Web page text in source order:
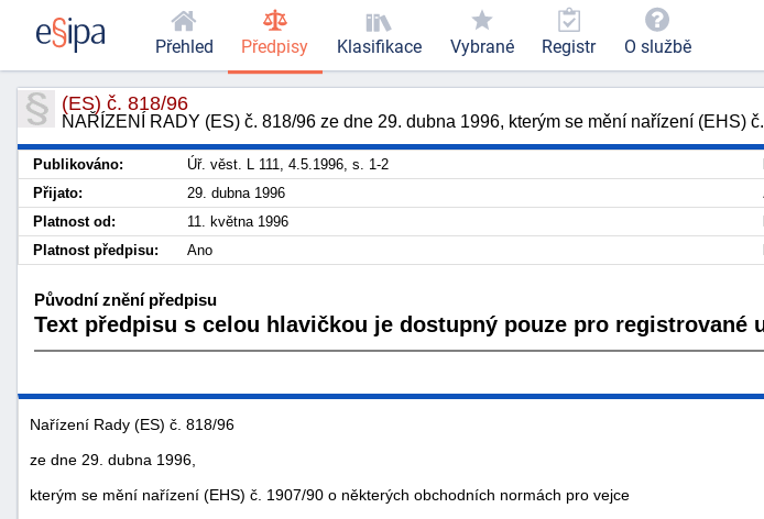
(ES) č. 818/96
NAŘÍZENÍ RADY (ES) č. 818/96 ze dne 29. dubna 1996, kterým se mění nařízení (EHS)
Publikováno: Úř. věst. L 111, 4.5.1996, s. 1-2
Přijato:
29. dubna 1996
Platnost od:
11. května 1996
Platnost předpisu:
Ano
Původní znění předpisu
Text předpisu s celou hlavičkou je dostupný pouze pro registrované
Nařízení Rady (ES) č. 818/96
ze dne 29. dubna 1996,
kterým se mění nařízení (EHS) č. 1907/90 o některých obchodních normách pro vejce
Přehled Předpisy Klasifikace Vybrané Registr O službě